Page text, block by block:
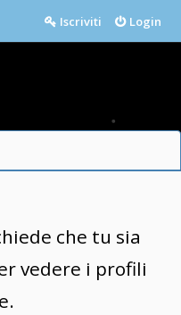
Login
Iscriviti
che tu sia
vedere i profili